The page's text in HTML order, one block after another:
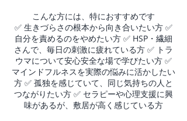
こんな方には、特におすすめです
✅ 生きづらさの根本から向き合いたい方 ✅
自分を責めるのをやめたい方 ✅ HSP・繊細
さんで、毎日の刺激に疲れている方 ✅ トラ
ウマについて安心安全な場で学びたい方 ✅
マインドフルネスを実際の悩みに活かしたい
方 ✅ 孤独を感じていて、同じ気持ちの人と
つながりたい方 ✅ セラピーや心理支援に興
味があるが、敷居が高く感じている方